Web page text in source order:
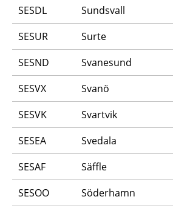
SESDL
Sundsvall
SESUR
Surte
SESND
Svanesund
SESVX
Svanö
SESVK
Svartvik
SESEA
Svedala
SESAF
Säffle
SESOO
Söderhamn